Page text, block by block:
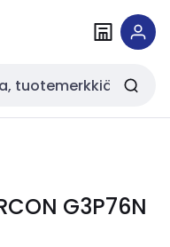
G3P76N